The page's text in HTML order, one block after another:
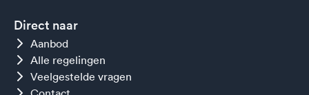
Direct naar
Aanbod
Alle regelingen
Veelgestelde vragen